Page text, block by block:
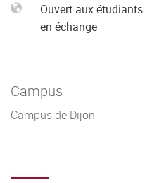
Ouvert aux étudiants
en échange
Campus
Campus de Dijon